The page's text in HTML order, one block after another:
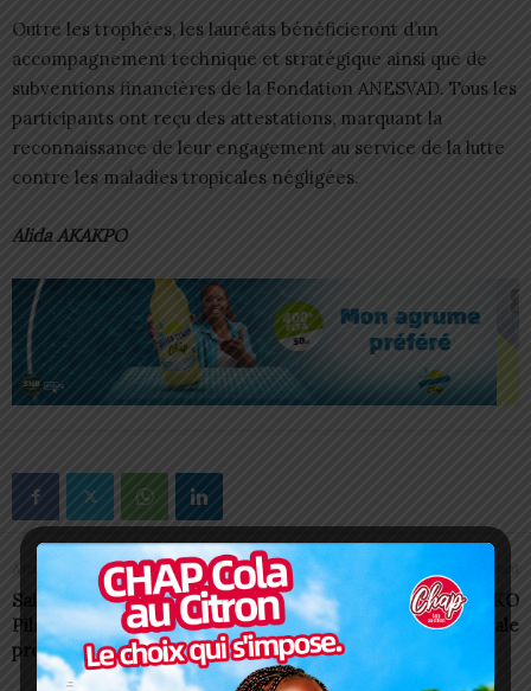
Outre les trophées, les lauréats bénéficieront d’un
accompagnement technique et stratégique ainsi que de
subventions financières de la Fondation ANESVAD. Tous les
participants ont reçu des attestations, marquant la
reconnaissance de leur engagement au service de la lutte
contre les maladies tropicales négligées.
Alida AKAKPO
Article précédent
Saint-Valentin : DJAMA
Pilsner accompagne la
projection de Sextape
D1 Féminine/Finale: ASKO
survole la finale